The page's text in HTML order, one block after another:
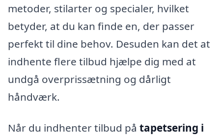
metoder, stilarter og specialer, hvilket
betyder, at du kan finde en, der passer
perfekt til dine behov. Desuden kan det at
indhente flere tilbud hjælpe dig med at
undgå overprissætning og dårligt
håndværk.
Når du indhenter tilbud på tapetsering i